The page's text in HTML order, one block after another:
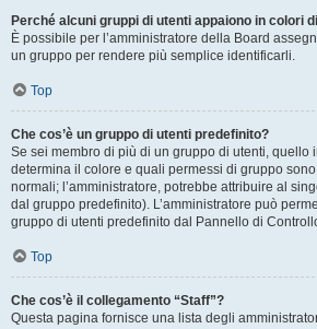
Perché alcuni gruppi di utenti appaiono in colori
È possibile per l’amministratore della Board
un gruppo per rendere più semplice identificarli.
Top
Che cos’è un gruppo di utenti predefinito?
Se sei membro di più di un gruppo di utenti, quello
determina il colore e quali permessi di gruppo
normali; l’amministratore, potrebbe attribuire al
dal gruppo predefinito). L’amministratore può
gruppo di utenti predefinito dal Pannello di
Top
Che cos’è il collegamento “Staff”?
Questa pagina fornisce una lista degli